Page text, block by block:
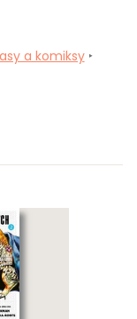
a komiksy‣